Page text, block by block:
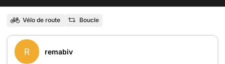
Vélo de route Boucle
R remabiv